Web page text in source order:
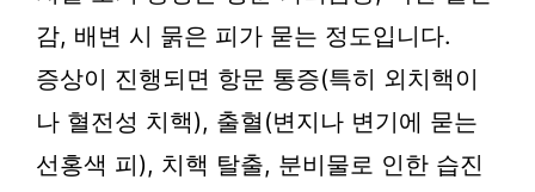
감, 배변 시 묽은 피가 묻는 정도입니다.
증상이 진행되면 항문 통증(특히 외치핵이
나 혈전성 치핵), 출혈(변지나 변기에 묻는
선홍색 피), 치핵 탈출, 분비물로 인한 습진